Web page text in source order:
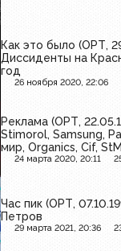
Как это было (ОРТ,
Диссиденты на
год
26 ноября 2020, 22:06
Реклама (ОРТ,
Stimorol, Samsung,
мир, Organics, Cif,
24 марта 2020, 20:11
Час пик (ОРТ,
Петров
29 марта 2021, 20:36